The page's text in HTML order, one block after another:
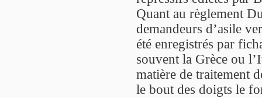
Quant au règlement
demandeurs d’asile
été enregistrés par
souvent la Grèce ou
matière de traitement
le bout des doigts le